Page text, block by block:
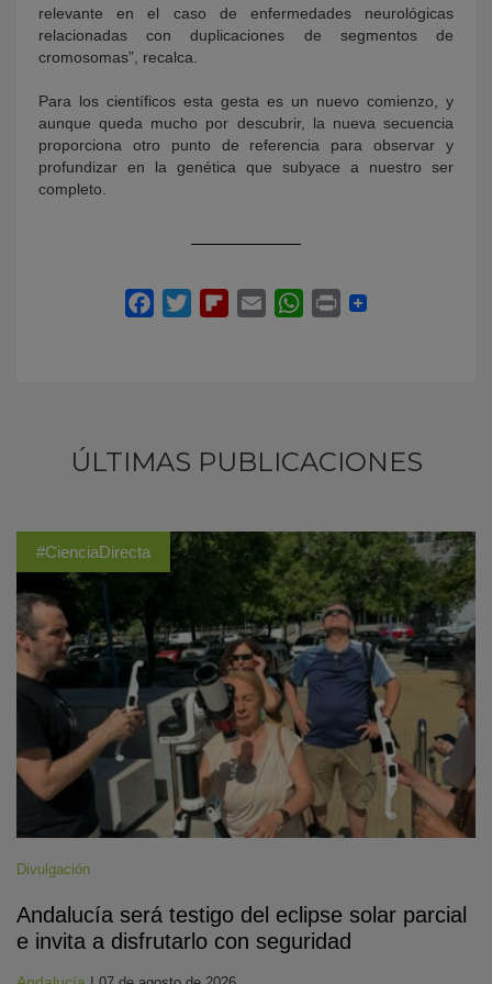
relevante en el caso de enfermedades neurológicas
relacionadas con duplicaciones de segmentos de
cromosomas”, recalca.
Para los científicos esta gesta es un nuevo comienzo, y
aunque queda mucho por descubrir, la nueva secuencia
proporciona otro punto de referencia para observar y
profundizar en la genética que subyace a nuestro ser
completo.
ÚLTIMAS PUBLICACIONES
#CienciaDirecta
Divulgación
Andalucía será testigo del eclipse solar parcial
e invita a disfrutarlo con seguridad